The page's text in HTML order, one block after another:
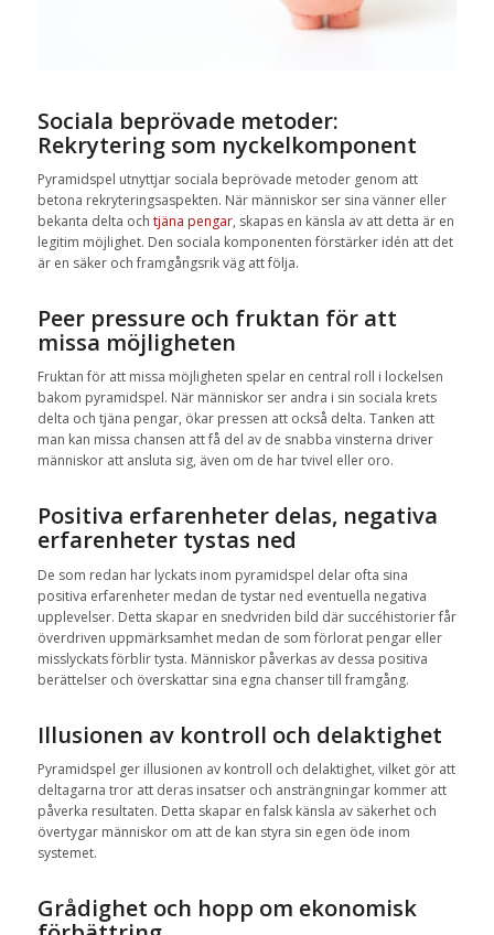
Sociala beprövade metoder:
Rekrytering som nyckelkomponent
Pyramidspel utnyttjar sociala beprövade metoder genom att
betona rekryteringsaspekten. När människor ser sina vänner eller
bekanta delta och tjäna pengar, skapas en känsla av att detta är en
legitim möjlighet. Den sociala komponenten förstärker idén att det
är en säker och framgångsrik väg att följa.
Peer pressure och fruktan för att
missa möjligheten
Fruktan för att missa möjligheten spelar en central roll i lockelsen
bakom pyramidspel. När människor ser andra i sin sociala krets
delta och tjäna pengar, ökar pressen att också delta. Tanken att
man kan missa chansen att få del av de snabba vinsterna driver
människor att ansluta sig, även om de har tvivel eller oro.
Positiva erfarenheter delas, negativa
erfarenheter tystas ned
De som redan har lyckats inom pyramidspel delar ofta sina
positiva erfarenheter medan de tystar ned eventuella negativa
upplevelser. Detta skapar en snedvriden bild där succéhistorier får
överdriven uppmärksamhet medan de som förlorat pengar eller
misslyckats förblir tysta. Människor påverkas av dessa positiva
berättelser och överskattar sina egna chanser till framgång.
Illusionen av kontroll och delaktighet
Pyramidspel ger illusionen av kontroll och delaktighet, vilket gör att
deltagarna tror att deras insatser och ansträngningar kommer att
påverka resultaten. Detta skapar en falsk känsla av säkerhet och
övertygar människor om att de kan styra sin egen öde inom
systemet.
Grådighet och hopp om ekonomisk